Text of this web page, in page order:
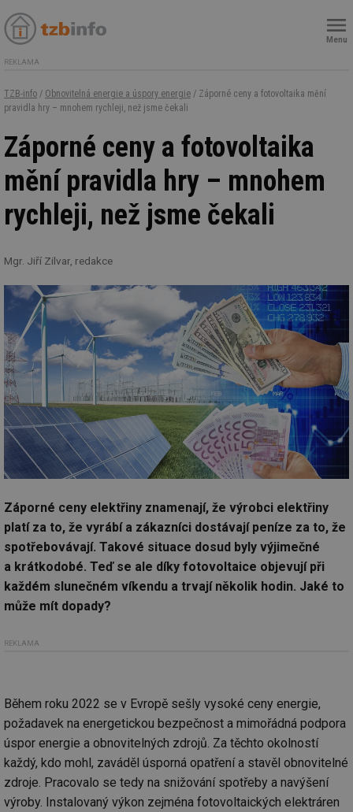
Menu
REKLAMA
TZB-info / Obnovitelná energie a úspory energie / Záporné ceny a fotovoltaika mění
pravidla hry – mnohem rychleji, než jsme čekali
Záporné ceny a fotovoltaika
mění pravidla hry – mnohem
rychleji, než jsme čekali
Mgr. Jiří Zilvar, redakce
Záporné ceny elektřiny znamenají, že výrobci elektřiny
platí za to, že vyrábí a zákazníci dostávají peníze za to, že
spotřebovávají. Takové situace dosud byly výjimečné
a krátkodobé. Teď se ale díky fotovoltaice objevují při
každém slunečném víkendu a trvají několik hodin. Jaké to
může mít dopady?
REKLAMA
Během roku 2022 se v Evropě sešly vysoké ceny energie,
požadavek na energetickou bezpečnost a mimořádná podpora
úspor energie a obnovitelných zdrojů. Za těchto okolností
každý, kdo mohl, zaváděl úsporná opatření a stavěl obnovitelné
zdroje. Pracovalo se tedy na snižování spotřeby a navýšení
výroby. Instalovaný výkon zejména fotovoltaických elektráren